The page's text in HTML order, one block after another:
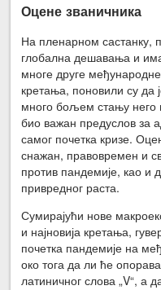
Оцене званичника
На пленарном састанку,
глобална дешавања и
многе друге међународне
кретања, поновили су да
много бољем стању него
био важан предуслов за
самог почетка кризе.
снажан, правовремен и
против пандемије, као и
привредног раста.
Сумирајући нове
и најновија кретања,
почетка пандемије на
око тога да ли ће
латиничног слова „V“, а